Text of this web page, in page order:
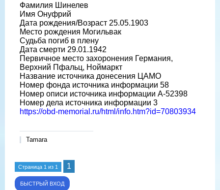
Фамилия Шинелев
Имя Онуфрий
Дата рождения/Возраст 25.05.1903
Место рождения Могильвак
Судьба погиб в плену
Дата смерти 29.01.1942
Первичное место захоронения Германия,
Верхний Пфальц, Ноймаркт
Название источника донесения ЦАМО
Номер фонда источника информации 58
Номер описи источника информации A-52398
Номер дела источника информации 3
https://obd-memorial.ru/html/info.htm?id=70803934
Tamara
Страница 1 из 1 1